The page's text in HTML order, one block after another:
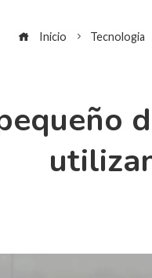
Inicio Tecnologia